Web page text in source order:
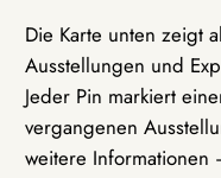
Die Karte unten zeigt
Ausstellungen und
Jeder Pin markiert
vergangenen
weitere Informationen